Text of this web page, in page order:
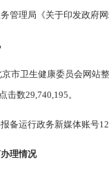
管理局《关于印发政府
市卫生健康委员会网站
击数29,740,195。
备运行政务新媒体账号
理情况